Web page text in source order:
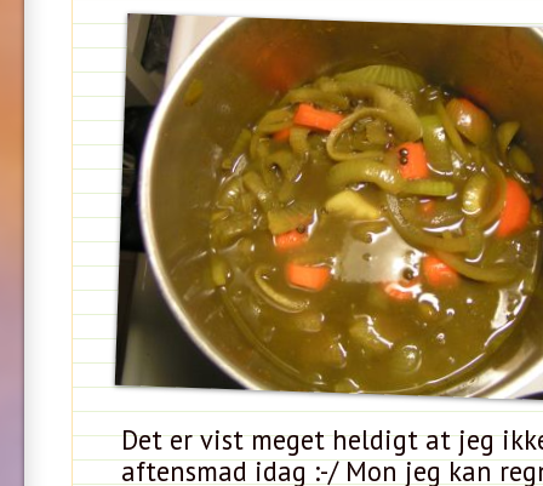
Det er vist meget heldigt at jeg
aftensmad idag :-/ Mon jeg kan